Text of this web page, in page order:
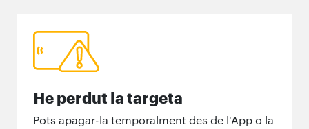
He perdut la targeta
Pots apagar-la temporalment des de l'App o la